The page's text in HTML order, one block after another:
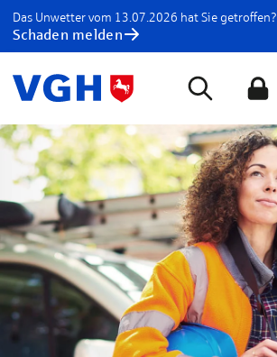
Das Unwetter vom 13.07.2026 hat Sie getroffen?
Schaden melden